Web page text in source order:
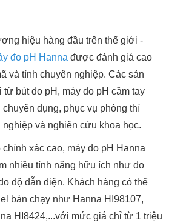
hiệu hàng đầu trên thế giới -
đo pH Hanna được đánh giá cao
và tính chuyên nghiệp. Các sản
từ bút đo pH, máy đo pH cầm tay
dụng, phục vụ phòng thí
nghiệp và nghiên cứu khoa học.
xác cao, máy đo pH Hanna
nhiều tính năng hữu ích như đo
độ dẫn điện. Khách hàng có thể
bán chạy như Hanna HI98107,
HI8424,...với mức giá chỉ từ 1 triệu